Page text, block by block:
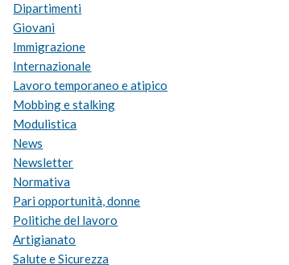
Dipartimenti
Giovani
Immigrazione
Internazionale
Lavoro temporaneo e atipico
Mobbing e stalking
Modulistica
News
Newsletter
Normativa
Pari opportunità, donne
Politiche del lavoro
Artigianato
Salute e Sicurezza